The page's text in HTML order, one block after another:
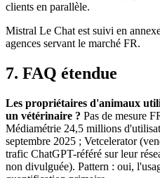
clients en parallèle.
Mistral Le Chat est suivi en
agences servant le marché FR.
7. FAQ étendue
Les propriétaires d'animaux
un vétérinaire ? Pas de mesure
Médiamétrie 24,5 millions
septembre 2025 ; Vetcelerator
trafic ChatGPT-référé sur leur
non divulguée). Pattern : oui,